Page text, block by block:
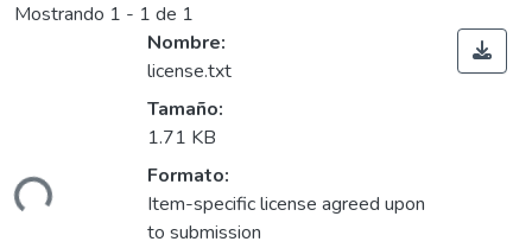
Mostrando 1 - 1 de 1
Cargando...
Nombre:
license.txt
Tamaño:
1.71 KB
Formato:
Item-specific license agreed upon
to submission